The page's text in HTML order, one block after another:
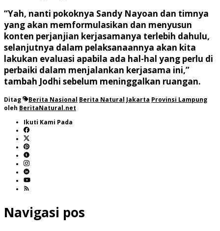
“Yah, nanti pokoknya Sandy Nayoan dan timnya
yang akan memformulasikan dan menyusun
konten perjanjian kerjasamanya terlebih dahulu,
selanjutnya dalam pelaksanaannya akan kita
lakukan evaluasi apabila ada hal-hal yang perlu di
perbaiki dalam menjalankan kerjasama ini,”
tambah Jodhi sebelum meninggalkan ruangan.
Ditag Berita Nasional Berita Natural Jakarta Provinsi Lampung
oleh BeritaNatural.net
Ikuti Kami Pada
Navigasi pos